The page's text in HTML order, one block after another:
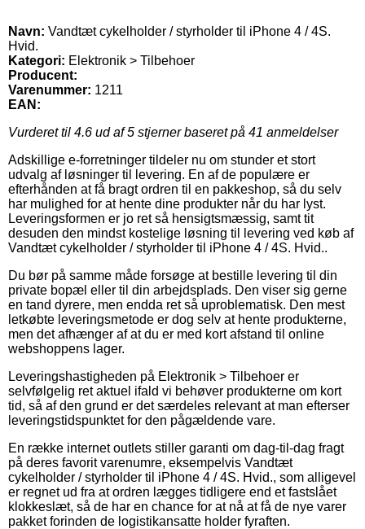
Navn: Vandtæt cykelholder / styrholder til iPhone 4 / 4S.
Hvid.
Kategori: Elektronik > Tilbehoer
Producent:
Varenummer: 1211
EAN:
Vurderet til 4.6 ud af 5 stjerner baseret på 41 anmeldelser
Adskillige e-forretninger tildeler nu om stunder et stort
udvalg af løsninger til levering. En af de populære er
efterhånden at få bragt ordren til en pakkeshop, så du selv
har mulighed for at hente dine produkter når du har lyst.
Leveringsformen er jo ret så hensigtsmæssig, samt tit
desuden den mindst kostelige løsning til levering ved køb af
Vandtæt cykelholder / styrholder til iPhone 4 / 4S. Hvid..
Du bør på samme måde forsøge at bestille levering til din
private bopæl eller til din arbejdsplads. Den viser sig gerne
en tand dyrere, men endda ret så uproblematisk. Den mest
letkøbte leveringsmetode er dog selv at hente produkterne,
men det afhænger af at du er med kort afstand til online
webshoppens lager.
Leveringshastigheden på Elektronik > Tilbehoer er
selvfølgelig ret aktuel ifald vi behøver produkterne om kort
tid, så af den grund er det særdeles relevant at man efterser
leveringstidspunktet for den pågældende vare.
En række internet outlets stiller garanti om dag-til-dag fragt
på deres favorit varenumre, eksempelvis Vandtæt
cykelholder / styrholder til iPhone 4 / 4S. Hvid., som alligevel
er regnet ud fra at ordren lægges tidligere end et fastslået
klokkeslæt, så de har en chance for at nå at få de nye varer
pakket forinden de logistikansatte holder fyraften.